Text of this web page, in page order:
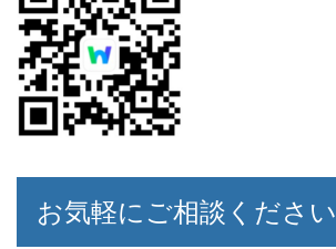
お気軽にご相談ください